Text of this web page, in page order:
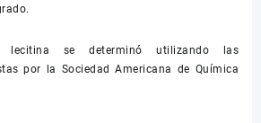
se determinó utilizando las
por la Sociedad Americana de Química